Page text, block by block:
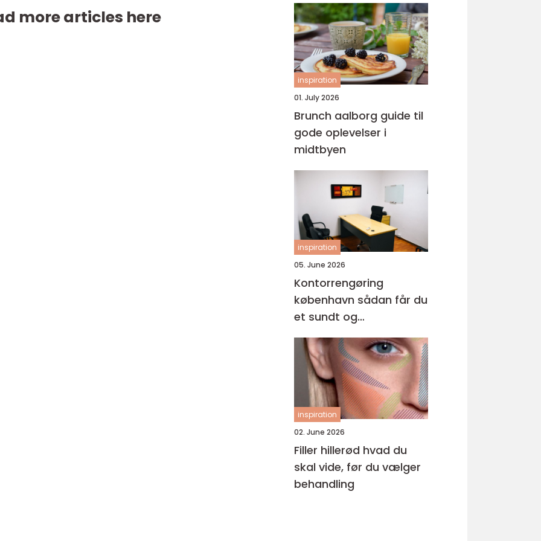
more articles here
inspiration
01. July 2026
Brunch aalborg guide til
gode oplevelser i
midtbyen
inspiration
05. June 2026
Kontorrengøring
københavn sådan får du
et sundt og
professionelt
arbejdsmiljø
inspiration
02. June 2026
Filler hillerød hvad du
skal vide, før du vælger
behandling